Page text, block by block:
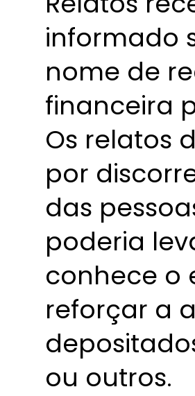
informado
nome de
financeira
Os relatos
por
das
poderia
conhece o
reforçar a
ou outros.